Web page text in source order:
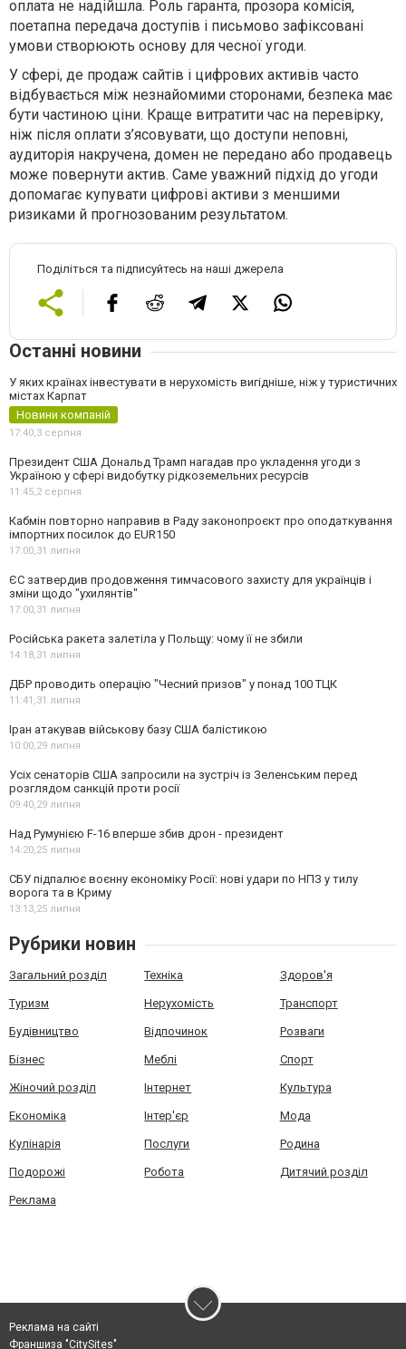
оплата не надійшла. Роль гаранта, прозора комісія,
поетапна передача доступів і письмово зафіксовані
умови створюють основу для чесної угоди.
У сфері, де продаж сайтів і цифрових активів часто
відбувається між незнайомими сторонами, безпека має
бути частиною ціни. Краще витратити час на перевірку,
ніж після оплати з’ясовувати, що доступи неповні,
аудиторія накручена, домен не передано або продавець
може повернути актив. Саме уважний підхід до угоди
допомагає купувати цифрові активи з меншими
ризиками й прогнозованим результатом.
Поділіться та підписуйтесь на наші джерела
Останні новини
У яких країнах інвестувати в нерухомість вигідніше, ніж у туристичних
містах Карпат
Новини компаній
17:40, 3 серпня
Президент США Дональд Трамп нагадав про укладення угоди з
Україною у сфері видобутку рідкоземельних ресурсів
11:45, 2 серпня
Кабмін повторно направив в Раду законопроєкт про оподаткування
імпортних посилок до EUR150
17:00, 31 липня
ЄС затвердив продовження тимчасового захисту для українців і
зміни щодо "ухилянтів"
17:00, 31 липня
Російська ракета залетіла у Польщу: чому її не збили
14:18, 31 липня
ДБР проводить операцію "Чесний призов" у понад 100 ТЦК
11:41, 31 липня
Іран атакував військову базу США балістикою
10:00, 29 липня
Усіх сенаторів США запросили на зустріч із Зеленським перед
розглядом санкцій проти росії
09:40, 29 липня
Над Румунією F-16 вперше збив дрон - президент
14:20, 25 липня
СБУ підпалює воєнну економіку Росії: нові удари по НПЗ у тилу
ворога та в Криму
13:13, 25 липня
Рубрики новин
Загальний розділ Техніка Здоров'я
Туризм Нерухомість Транспорт
Будівництво Відпочинок Розваги
Бізнес Меблі Спорт
Жіночий розділ Інтернет Культура
Економіка Інтер'єр Мода
Кулінарія Послуги Родина
Подорожі Робота Дитячий розділ
Реклама
Реклама на сайті
Франшиза "CitySites"